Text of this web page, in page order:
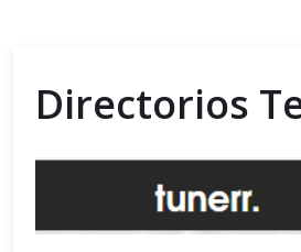
Directorios